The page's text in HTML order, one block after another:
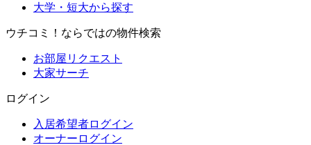
大学・短大から探す
ウチコミ！ならではの物件検索
お部屋リクエスト
大家サーチ
ログイン
入居希望者ログイン
オーナーログイン